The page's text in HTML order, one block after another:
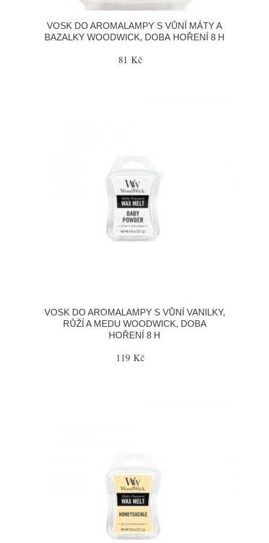
VOSK DO AROMALAMPY S VŮNÍ MÁTY A
BAZALKY WOODWICK, DOBA HOŘENÍ 8 H
81 Kč
VOSK DO AROMALAMPY S VŮNÍ VANILKY,
RŮŽÍ A MEDU WOODWICK, DOBA
HOŘENÍ 8 H
119 Kč